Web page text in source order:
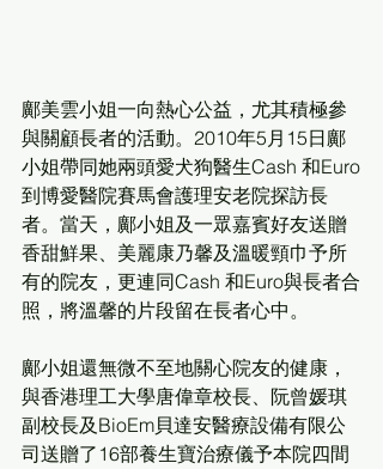
鄺美雲小姐一向熱心公益，尤其積極參
與關顧長者的活動。2010年5月15日鄺
小姐帶同她兩頭愛犬狗醫生Cash 和Euro
到博愛醫院賽馬會護理安老院探訪長
者。當天，鄺小姐及一眾嘉賓好友送贈
香甜鮮果、美麗康乃馨及溫暖頸巾予所
有的院友，更連同Cash 和Euro與長者合
照，將溫馨的片段留在長者心中。
鄺小姐還無微不至地關心院友的健康，
與香港理工大學唐偉章校長、阮曾媛琪
副校長及BioEm貝達安醫療設備有限公
司送贈了16部養生寶治療儀予本院四間